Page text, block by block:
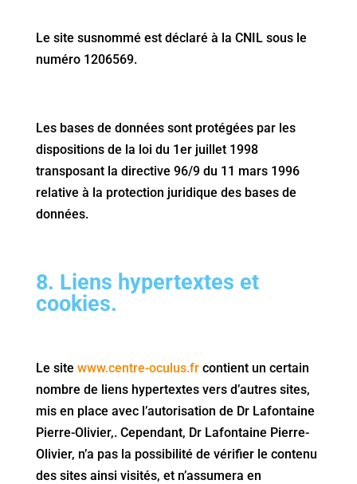
Le site susnommé est déclaré à la CNIL sous le
numéro 1206569.
Les bases de données sont protégées par les
dispositions de la loi du 1er juillet 1998
transposant la directive 96/9 du 11 mars 1996
relative à la protection juridique des bases de
données.
8. Liens hypertextes et
cookies.
Le site www.centre-oculus.frcontient un certain
nombre de liens hypertextes vers d’autres sites,
mis en place avec l’autorisation de Dr Lafontaine
Pierre-Olivier,. Cependant, Dr Lafontaine Pierre-
Olivier, n’a pas la possibilité de vérifier le contenu
des sites ainsi visités, et n’assumera en